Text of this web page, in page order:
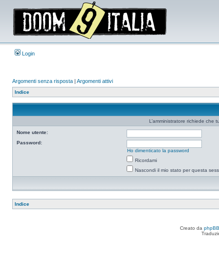
Login
Argomenti senza risposta | Argomenti attivi
Indice
L’amministratore richiede che
Nome utente:
Password:
Ho dimenticato la password
Ricordami
Nascondi il mio stato per questa
Indice
Creato da phpBB